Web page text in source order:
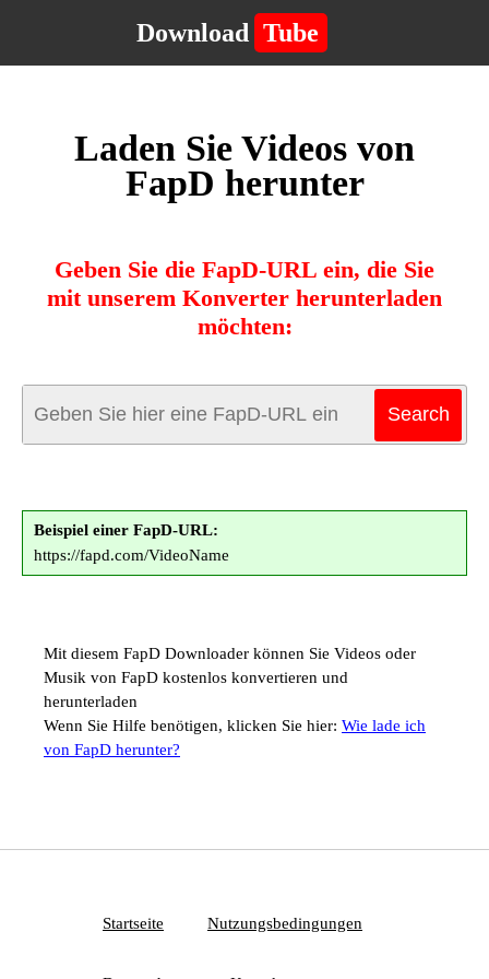
Download Tube
Laden Sie Videos von
FapD herunter
Geben Sie die FapD-URL ein, die Sie
mit unserem Konverter herunterladen
möchten:
Beispiel einer FapD-URL:
https://fapd.com/VideoName
Mit diesem FapD Downloader können Sie Videos oder
Musik von FapD kostenlos konvertieren und
herunterladen
Wenn Sie Hilfe benötigen, klicken Sie hier: Wie lade ich
von FapD herunter?
Startseite Nutzungsbedingungen